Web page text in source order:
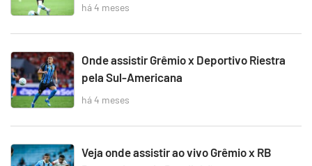
há 4 meses
Onde assistir Grêmio x Deportivo Riestra
pela Sul-Americana
há 4 meses
Veja onde assistir ao vivo Grêmio x RB